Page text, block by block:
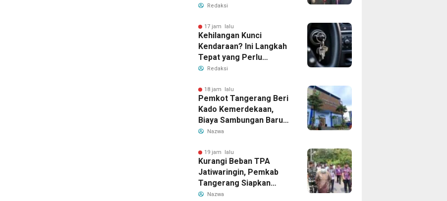
Perubahan KUA-PPAS
Redaksi
17 jam lalu
Kehilangan Kunci
Kendaraan? Ini Langkah
Tepat yang Perlu
Dilakukan
Redaksi
18 jam lalu
Pemkot Tangerang Beri
Kado Kemerdekaan,
Biaya Sambungan Baru
Air Bersih Dipangkas
Nazwa
19 jam lalu
Kurangi Beban TPA
Jatiwaringin, Pemkab
Tangerang Siapkan
TPS3R Baru di Tigaraksa
Nazwa